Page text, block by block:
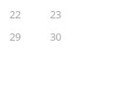
22
23
29
30